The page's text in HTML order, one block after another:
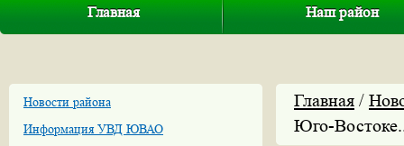
Главная Наш район
Новости района
Информация УВД ЮВАО
Главная /
Юго-